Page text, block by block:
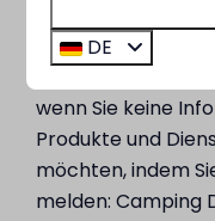
Fehler enthält,
die Daten zu
wenn Sie keine
Produkte und
möchten, indem
melden: Camping
DE